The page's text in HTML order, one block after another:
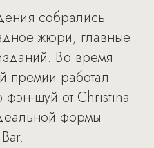
собрались
жюри, главные
Во время
премии работал
шуй от Christina
формы